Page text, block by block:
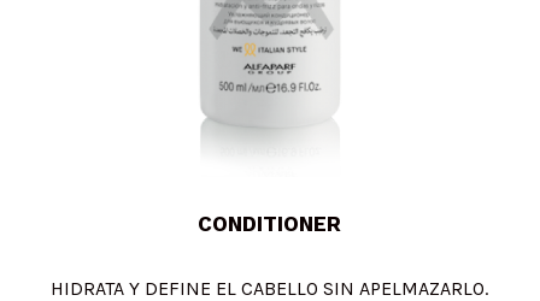
CONDITIONER
HIDRATA Y DEFINE EL CABELLO SIN APELMAZARLO.